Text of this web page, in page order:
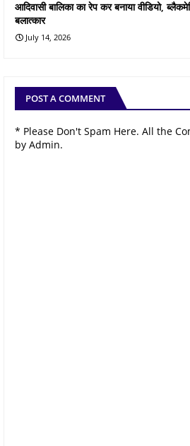
आदिवासी बालिका का रेप कर बनाया वीडियो,
बलात्कार
July 14, 2026
POST A COMMENT
* Please Don't Spam Here. All the
by Admin.